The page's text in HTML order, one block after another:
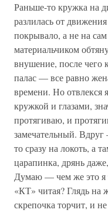
Раньше-то кружка на
разлилась от
покрывало, а не на
материальчиком
внушение, после чего
палас — все равно
времени. Но отвлекся
кружкой и глазами,
протягиваю, и
замечательный. Вдруг
то сразу на локоть, а
царапинка, дрянь
Думаю — чем же это я
«КТ» читая? Глядь на
скрепочка торчит, и